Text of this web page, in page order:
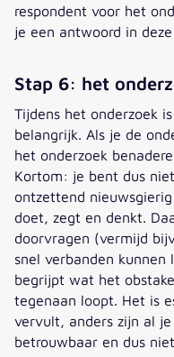
respondent voor het
je een antwoord in deze
Stap 6: het
Tijdens het onderzoek
belangrijk. Als je de
het onderzoek
Kortom: je bent dus
ontzettend
doet, zegt en denkt.
doorvragen (vermijd
snel verbanden
begrijpt wat het
tegenaan loopt. Het is
vervult, anders zijn al
betrouwbaar en dus